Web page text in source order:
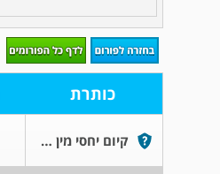
כותרת
קיום יחסי מין בסמוך למועד השאיבה